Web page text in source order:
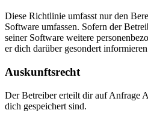
Diese Richtlinie umfasst nur den
Software umfassen. Sofern der
seiner Software weitere
er dich darüber gesondert
Auskunftsrecht
Der Betreiber erteilt dir auf Anfrage
dich gespeichert sind.